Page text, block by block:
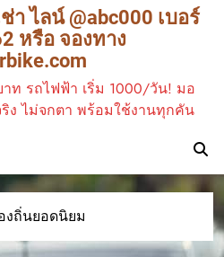
งเลือกใหม่ของการ
และทันสมัย
าคาประหยัด ขี่ง่าย รับ
า ไลน์ @abc000 เบอร์
หรือ จองทาง
าท รถไฟฟ้า เริ่ม 1000/วัน! มอ
ง ไม่จกตา พร้อมใช้งานทุกคัน
งถิ่นยอดนิยม